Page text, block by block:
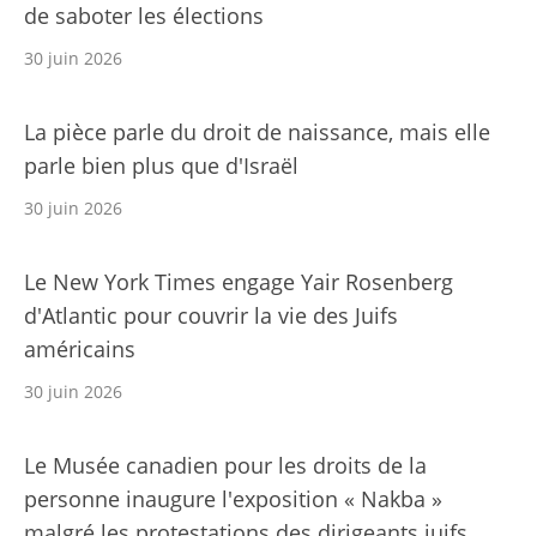
de saboter les élections
30 juin 2026
La pièce parle du droit de naissance, mais elle
parle bien plus que d'Israël
30 juin 2026
Le New York Times engage Yair Rosenberg
d'Atlantic pour couvrir la vie des Juifs
américains
30 juin 2026
Le Musée canadien pour les droits de la
personne inaugure l'exposition « Nakba »